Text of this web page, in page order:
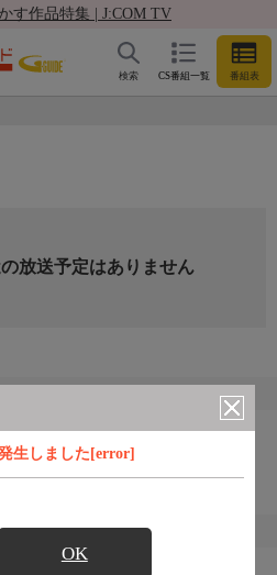
す作品特集 | J:COM TV
CS番組一覧 番組表
検索
生しました[error]
OK
放送予定はありません
組